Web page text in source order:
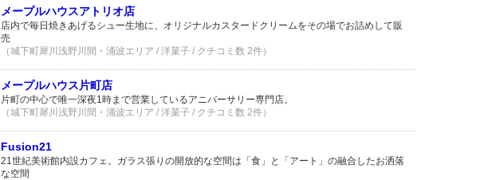
メープルハウスアトリオ店
店内で毎日焼きあげるシュー生地に、オリジナルカスタードクリームをその場でお詰めして販
売
（城下町犀川浅野川間・涌波エリア / 洋菓子 / クチコミ数 2件）
メープルハウス片町店
片町の中心で唯一深夜1時まで営業しているアニバーサリー専門店。
（城下町犀川浅野川間・涌波エリア / 洋菓子 / クチコミ数 2件）
Fusion21
21世紀美術館内設カフェ。ガラス張りの開放的な空間は「食」と「アート」の融合したお洒落
な空間